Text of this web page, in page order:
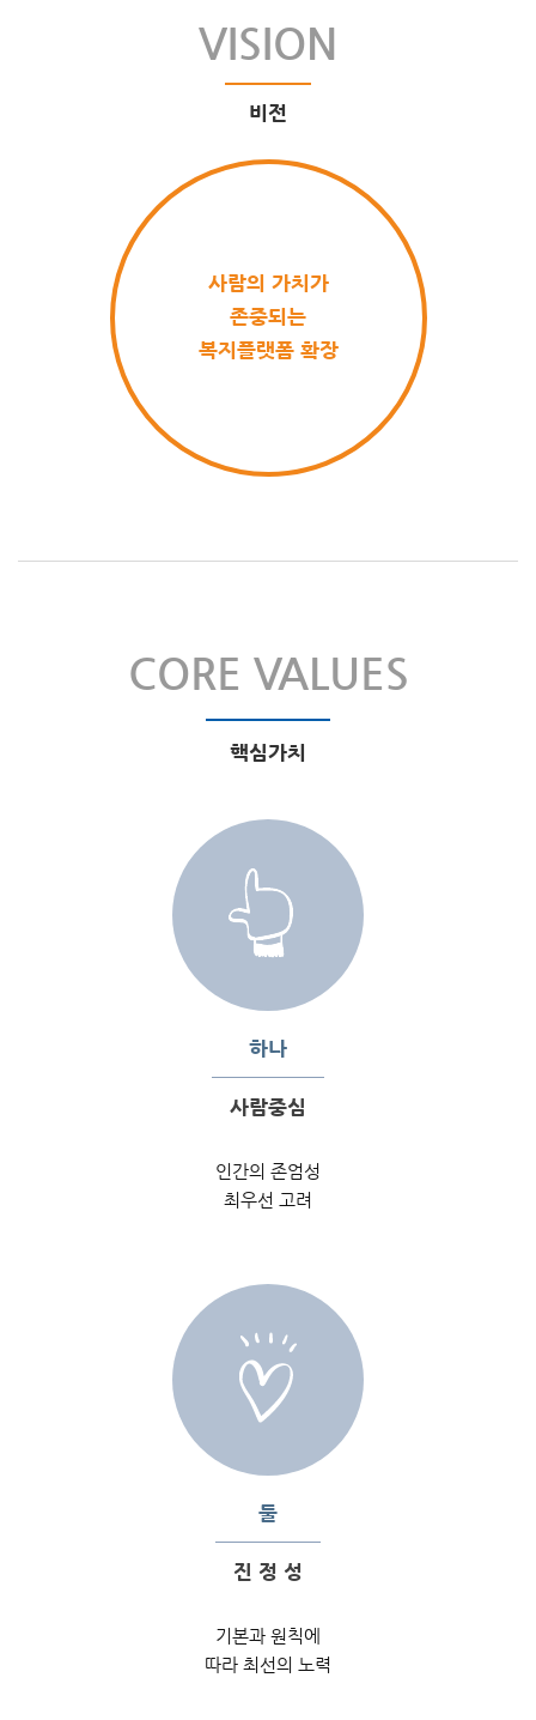
VISION
비전
사람의 가치가
존중되는
복지플랫폼 확장
CORE VALUES
핵심가치
하나
사람중심
인간의 존엄성
최우선 고려
둘
진 정 성
기본과 원칙에
따라 최선의 노력